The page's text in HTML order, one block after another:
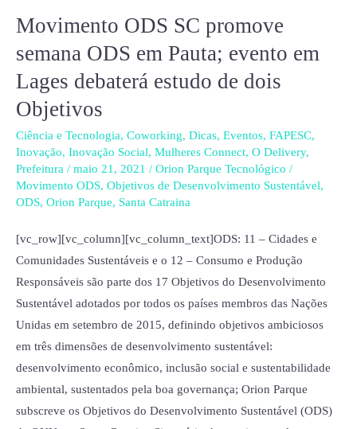
Movimento ODS SC promove
semana ODS em Pauta; evento em
Lages debaterá estudo de dois
Objetivos
Ciência e Tecnologia, Coworking, Dicas, Eventos, FAPESC,
Inovação, Inovação Social, Mulheres Connect, O Delivery,
Prefeitura / maio 21, 2021 / Orion Parque Tecnológico /
Movimento ODS, Objetivos de Desenvolvimento Sustentável,
ODS, Orion Parque, Santa Catraina
[vc_row][vc_column][vc_column_text]ODS: 11 – Cidades e
Comunidades Sustentáveis e o 12 – Consumo e Produção
Responsáveis são parte dos 17 Objetivos do Desenvolvimento
Sustentável adotados por todos os países membros das Nações
Unidas em setembro de 2015, definindo objetivos ambiciosos
em três dimensões de desenvolvimento sustentável:
desenvolvimento econômico, inclusão social e sustentabilidade
ambiental, sustentados pela boa governança; Orion Parque
subscreve os Objetivos do Desenvolvimento Sustentável (ODS)
Movimento
SC
promove
semana
ODS
em
Pauta;
evento
Lages
debaterá
estudo
de
dois
Objetivos